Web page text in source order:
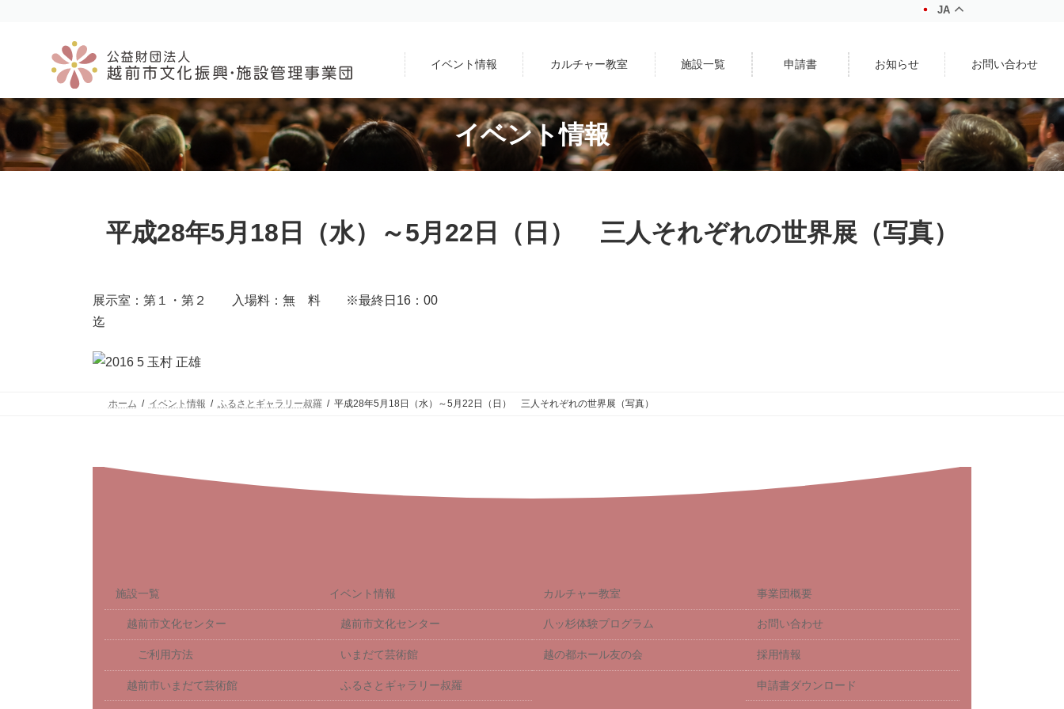
ス
キ
ッ
プ
ン
に
移
動
JA
イベント情報 カルチャー教室 施設一覧 申請書 お知らせ お問い合わせ
イベント情報
平成28年5月18日（水）～5月22日（日） 三人それぞれの世界展（写真）
展示室：第１・第２ 入場料：無 料 ※最終日16：00
迄
ホーム イベント情報 ふるさとギャラリー叔羅 平成28年5月18日（水）～5月22日（日） 三人それぞれの世界展（写真）
施設一覧
越前市文化センター
ご利用方法
越前市いまだて芸術館
イベント情報
越前市文化センター
いまだて芸術館
ふるさとギャラリー叔羅
カルチャー教室
八ッ杉体験プログラム
越の都ホール友の会
事業団概要
お問い合わせ
採用情報
申請書ダウンロード